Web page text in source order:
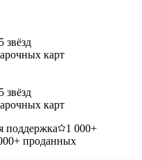
звёзд
карт
звёзд
карт
поддержка
1 000+
проданных